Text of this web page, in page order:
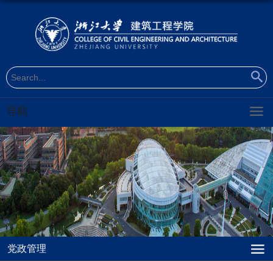
导航
党政管理